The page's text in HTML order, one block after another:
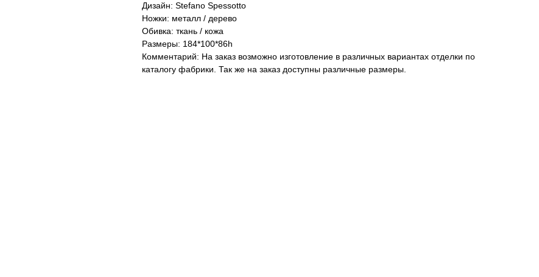
Дизайн: Stefano Spessotto
Ножки: металл / дерево
Обивка: ткань / кожа
Размеры: 184*100*86h
Комментарий: На заказ возможно изготовление в различных вариантах отделки по
каталогу фабрики. Так же на заказ доступны различные размеры.